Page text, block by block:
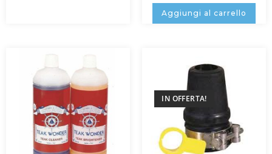
Aggiungi al carrello
IN OFFERTA!